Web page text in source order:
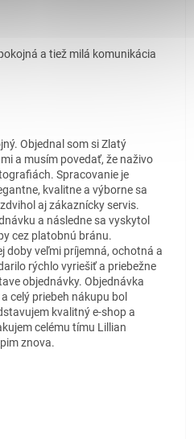
a tiež milá komunikácia
Objednal som si Zlatý
a musím povedať, že naživo
Spracovanie je
kvalitne a výborne sa
aj zákaznícky servis.
a následne sa vyskytol
cez platobnú bránu.
doby veľmi príjemná, ochotná a
rýchlo vyriešiť a priebežne
objednávky. Objednávka
celý priebeh nákupu bol
kvalitný e-shop a
celému tímu Lillian
znova.